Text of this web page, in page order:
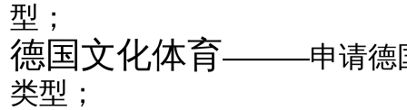
型；
德国文化体育———申请德
类型；